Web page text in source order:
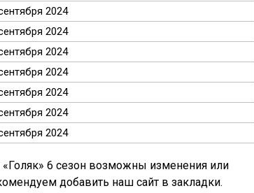
2024
2024
2024
2024
2024
2024
2024
6 сезон возможны изменения или
добавить наш сайт в закладки.